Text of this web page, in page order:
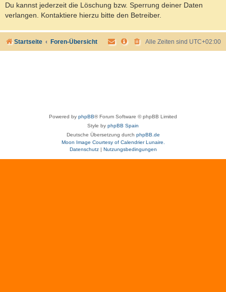
Du kannst jederzeit die Löschung bzw. Sperrung deiner Daten
verlangen. Kontaktiere hierzu bitte den Betreiber.
Startseite Foren-Übersicht Alle Zeiten sind UTC+02:00
Powered by phpBB® Forum Software © phpBB Limited
Style by phpBB Spain
Deutsche Übersetzung durch phpBB.de
Moon Image Courtesy of Calendrier Lunaire.
Datenschutz| Nutzungsbedingungen